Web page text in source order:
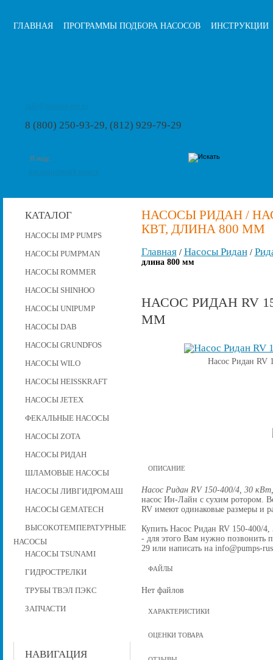
ГЛАВНАЯ ПРОГРАММЫ ПОДБОРА НАСОСОВ ИНСТРУКЦИИ
8 (800) 250-93-29, (812) 929-79-29
КАТАЛОГ
НАСОСЫ IMP PUMPS
НАСОСЫ PUMPMAN
НАСОСЫ ROMMER
НАСОСЫ SHINHOO
НАСОСЫ UNIPUMP
НАСОСЫ DAB
НАСОСЫ GRUNDFOS
НАСОСЫ WILO
НАСОСЫ HEISSKRAFT
НАСОСЫ JETEX
ФЕКАЛЬНЫЕ НАСОСЫ
НАСОСЫ ZOTA
НАСОСЫ РИДАН
ШЛАМОВЫЕ НАСОСЫ
НАСОСЫ ЛИВГИДРОМАШ
НАСОСЫ GEMATECH
ВЫСОКОТЕМПЕРАТУРНЫЕ
НАСОСЫ
НАСОСЫ TSUNAMI
ГИДРОСТРЕЛКИ
ТРУБЫ ТВЭЛ ПЭКС
ЗАПЧАСТИ
НАВИГАЦИЯ
НАСОСЫ РИДАН /
КВТ, ДЛИНА 800 ММ
Главная/ Насосы Ридан/
длина 800 мм
НАСОС РИДАН RV
ММ
Насос Ридан RV
ОПИСАНИЕ
Насос Ридан RV 150-400/4, 30
насос Ин-Лайн с сухим ротором.
RV имеют одинаковые размеры и
Купить Насос Ридан RV 150-400/
- для этого Вам нужно позвонить
29 или написать на info@pumps-
ФАЙЛЫ
Нет файлов
ХАРАКТЕРИСТИКИ
ОЦЕНКИ ТОВАРА